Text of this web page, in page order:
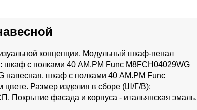
концепции. Модульный шкаф-пенал
с полками 40 AM.PM Func M8FCH04029WG
навесная, шкаф с полками 40 AM.PM Func
цвете. Размер изделия в сборе (Ш/Г/В):
Покрытие фасада и корпуса - итальянская эмаль.